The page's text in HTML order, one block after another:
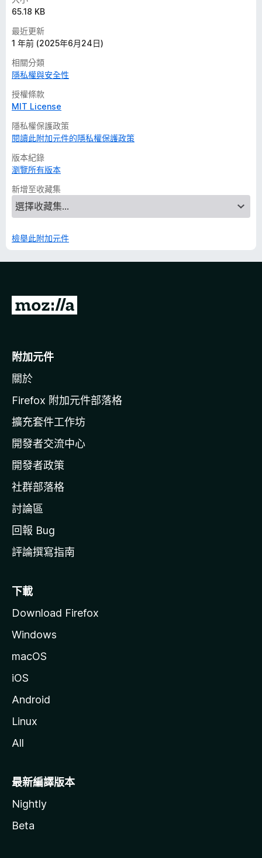
65.18 KB
最近更新
1 年前 (2025年6月24日)
相關分類
隱私權與安全性
授權條款
MIT License
隱私權保護政策
閱讀此附加元件的隱私權保護政策
版本紀錄
瀏覽所有版本
新增至收藏集
檢舉此附加元件
前
o
i
l
a
官
網
附加元件
關於
Firefox 附加元件部落格
擴充套件工作坊
開發者交流中心
開發者政策
社群部落格
討論區
回報 Bug
評論撰寫指南
下載
Download Firefox
Windows
macOS
iOS
Android
Linux
All
最新編譯版本
Nightly
Beta